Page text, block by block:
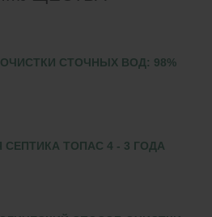
СТОЧНЫХ ВОД: 98%
СЕПТИКА ТОПАС 4 - 3 ГОДА